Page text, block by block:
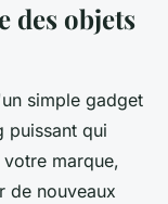
des objets
simple gadget
puissant qui
marque,
de nouveaux